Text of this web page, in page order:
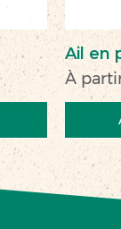
Ail en
À
Prix